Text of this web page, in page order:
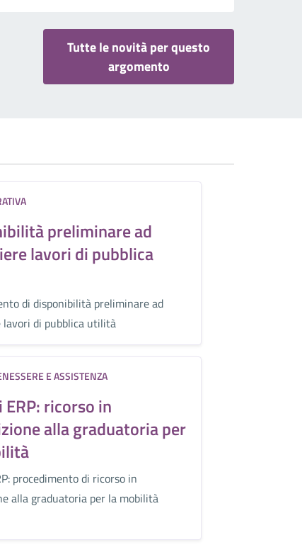
Tutte le novità per questo
argomento
preliminare ad
lavori di pubblica
di disponibilità preliminare ad
lavori di pubblica utilità
E ASSISTENZA
ricorso in
alla graduatoria per
procedimento di ricorso in
alla graduatoria per la mobilità